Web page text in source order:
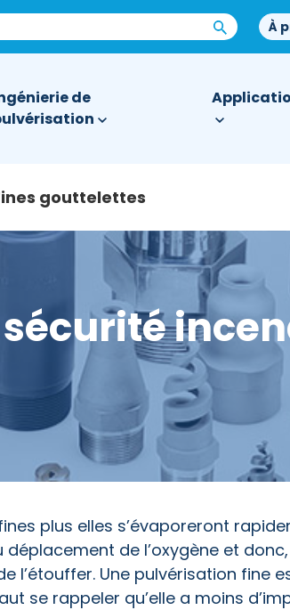
À
de
gouttelettes
plus elles s’évaporeront
de l’oxygène et
l’étouffer. Une pulvérisation fine
se rappeler qu’elle a moins